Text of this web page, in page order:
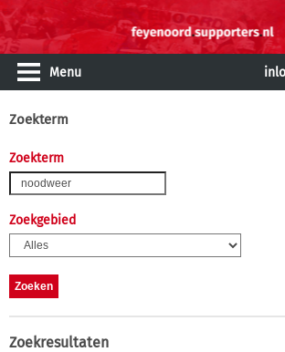
Menu
Zoekterm
Zoekterm
Zoekgebied
Zoekresultaten